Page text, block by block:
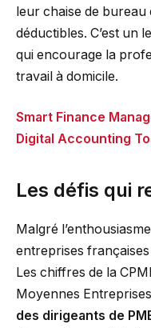
leur chaise de
déductibles. C’est un
qui encourage la
travail à domicile.
Smart Finance
Digital Accounting
Les défis qui
Malgré
entreprises
Les chiffres de la
Moyennes
des dirigeants de